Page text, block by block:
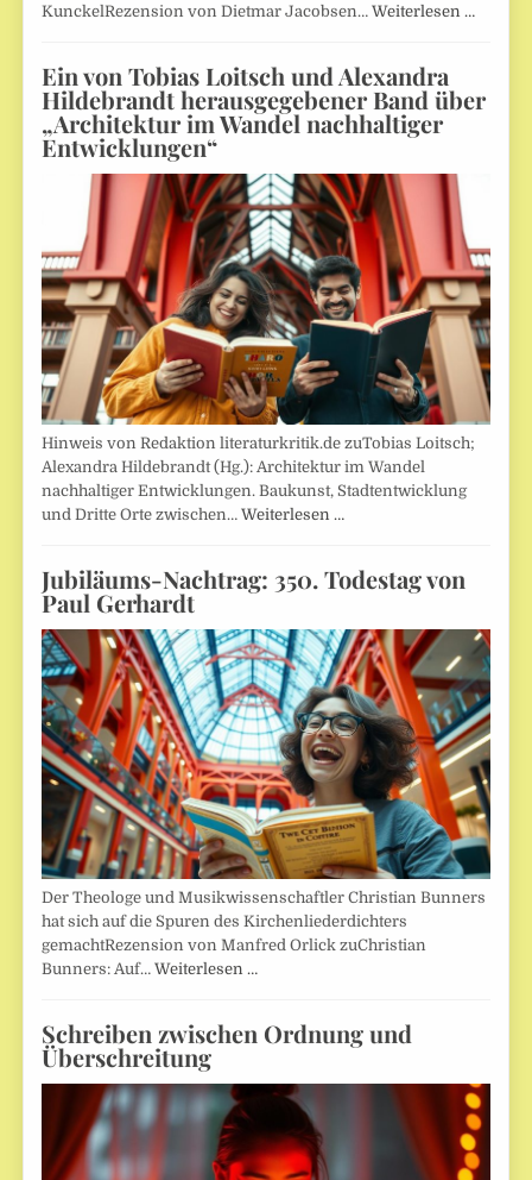
KunckelRezension von Dietmar Jacobsen…Weiterlesen …
Ein von Tobias Loitsch und Alexandra
Hildebrandt herausgegebener Band über
„Architektur im Wandel nachhaltiger
Entwicklungen“
Hinweis von Redaktion literaturkritik.de zuTobias Loitsch;
Alexandra Hildebrandt (Hg.): Architektur im Wandel
nachhaltiger Entwicklungen. Baukunst, Stadtentwicklung
und Dritte Orte zwischen…Weiterlesen …
Jubiläums-Nachtrag: 350. Todestag von
Paul Gerhardt
Der Theologe und Musikwissenschaftler Christian Bunners
hat sich auf die Spuren des Kirchenliederdichters
gemachtRezension von Manfred Orlick zuChristian
Bunners: Auf…Weiterlesen …
Schreiben zwischen Ordnung und
Überschreitung